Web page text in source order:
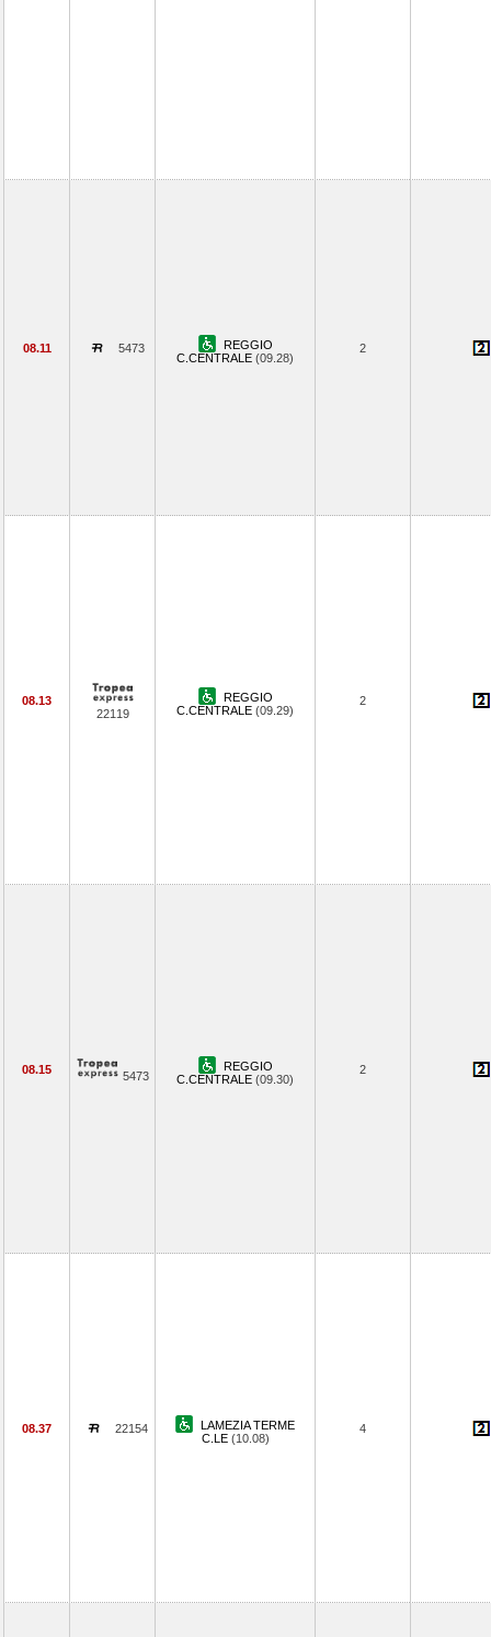
08.11 5473
REGGIO
C.CENTRALE (09.28)
2
08.13
22119
REGGIO
C.CENTRALE (09.29)
2
08.15 5473
REGGIO
C.CENTRALE (09.30)
2
08.37 22154
LAMEZIA TERME
C.LE (10.08)
4